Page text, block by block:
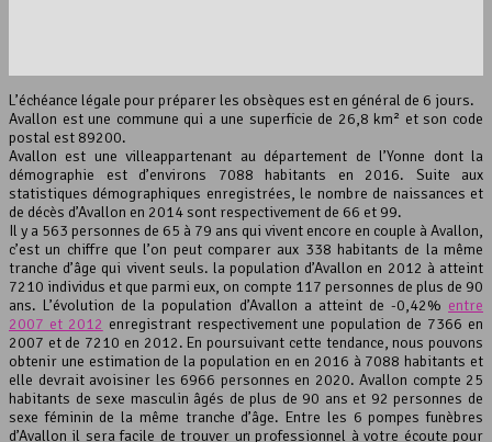
Leaflet, ©OpenStreetMapcontributeurs
interserver coupons
L’échéance légale pour préparer les obsèques est en général de 6 jours.
Avallon est une commune qui a une superficie de 26,8 km² et son code
postal est 89200.
Avallon est une villeappartenant au département de l’Yonne dont la
démographie est d’environs 7088 habitants en 2016. Suite aux
statistiques démographiques enregistrées, le nombre de naissances et
de décès d’Avallon en 2014 sont respectivement de 66 et 99.
Il y a 563 personnes de 65 à 79 ans qui vivent encore en couple à Avallon,
c’est un chiffre que l’on peut comparer aux 338 habitants de la même
tranche d’âge qui vivent seuls. la population d’Avallon en 2012 à atteint
7210 individus et que parmi eux, on compte 117 personnes de plus de 90
ans. L’évolution de la population d’Avallon a atteint de -0,42% entre
2007 et 2012 enregistrant respectivement une population de 7366 en
2007 et de 7210 en 2012. En poursuivant cette tendance, nous pouvons
obtenir une estimation de la population en en 2016 à 7088 habitants et
elle devrait avoisiner les 6966 personnes en 2020. Avallon compte 25
habitants de sexe masculin âgés de plus de 90 ans et 92 personnes de
sexe féminin de la même tranche d’âge. Entre les 6 pompes funèbres
d’Avallon il sera facile de trouver un professionnel à votre écoute pour